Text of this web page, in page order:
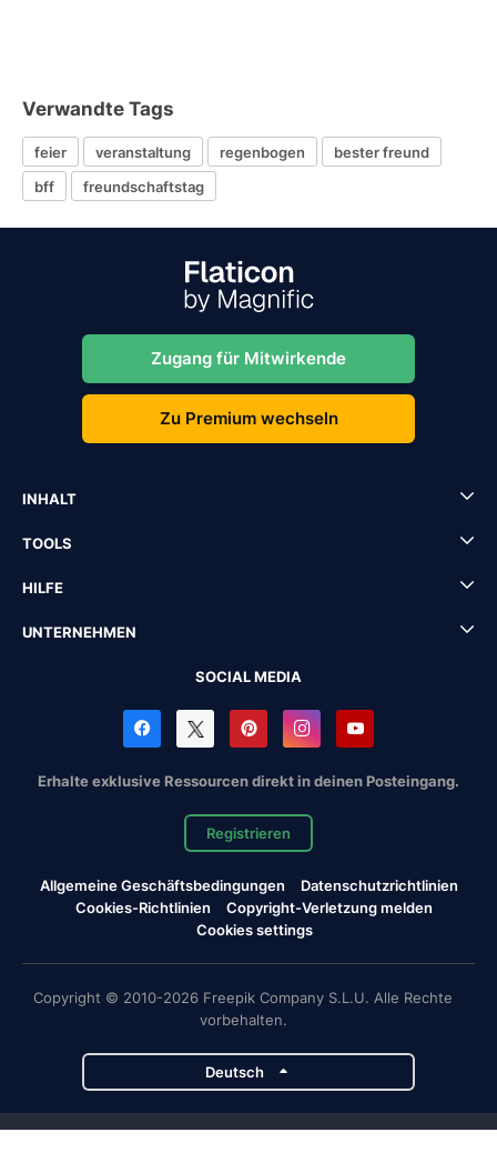
Verwandte Tags
feier veranstaltung regenbogen
bester freund
bff
freundschaftstag
Zugang für Mitwirkende
Zu Premium wechseln
INHALT
TOOLS
HILFE
UNTERNEHMEN
SOCIAL MEDIA
Erhalte exklusive Ressourcen direkt in deinen Posteingang.
Registrieren
Allgemeine Geschäftsbedingungen
Datenschutzrichtlinien
Cookies-Richtlinien
Copyright-Verletzung melden
Cookies settings
Copyright © 2010-2026 Freepik Company S.L.U. Alle Rechte
vorbehalten.
Deutsch